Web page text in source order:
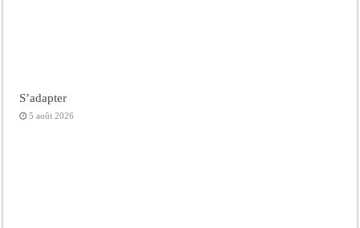
S’adapter
5 août 2026